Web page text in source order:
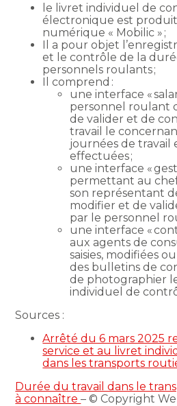
le livret individuel de
électronique est
numérique « Mobilic » ;
Il a pour objet
et le contrôle de la
personnels roulants ;
Il comprend :
une interface «
personnel roulant
de valider et de
travail le
journées de travail
effectuées ;
une interface «
permettant au
son représentant
modifier et de
par le personnel
une interface «
aux agents de
saisies, modifiées
des bulletins de
de photographier
individuel de
Sources :
Arrêté du 6 mars 2025
service et au livret
dans les transports
Durée du travail dans le
à connaître– © Copyright